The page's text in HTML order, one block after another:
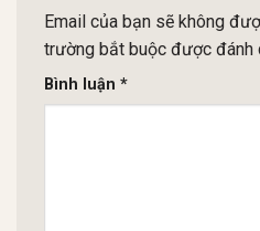
Email của bạn sẽ không
trường bắt buộc được đánh
Bình luận *